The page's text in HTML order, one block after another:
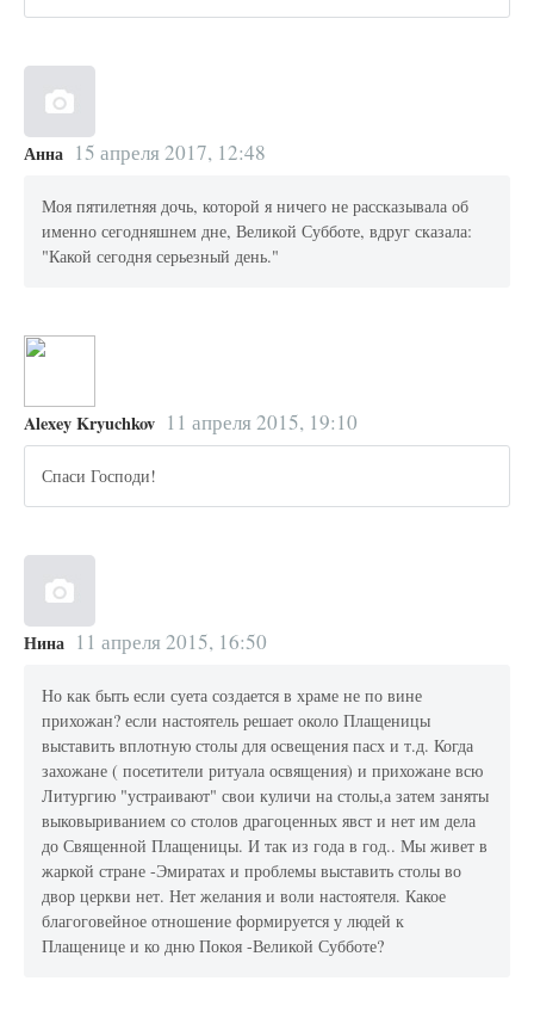
Анна 15 апреля 2017, 12:48
Моя пятилетняя дочь, которой я ничего не рассказывала об
именно сегодняшнем дне, Великой Субботе, вдруг сказала:
"Какой сегодня серьезный день."
Alexey Kryuchkov 11 апреля 2015, 19:10
Спаси Господи!
Нина 11 апреля 2015, 16:50
Но как быть если суета создается в храме не по вине
прихожан? если настоятель решает около Плащеницы
выставить вплотную столы для освещения пасх и т.д. Когда
захожане ( посетители ритуала освящения) и прихожане всю
Литургию "устраивают" свои куличи на столы,а затем заняты
выковыриванием со столов драгоценных явст и нет им дела
до Священной Плащеницы. И так из года в год.. Мы живет в
жаркой стране -Эмиратах и проблемы выставить столы во
двор церкви нет. Нет желания и воли настоятеля. Какое
благоговейное отношение формируется у людей к
Плащенице и ко дню Покоя -Великой Субботе?